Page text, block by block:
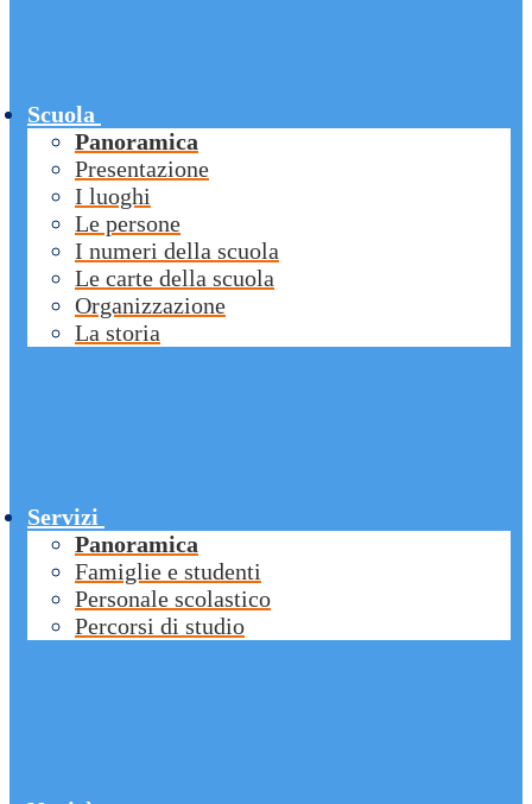
Scuola
Panoramica
Presentazione
I luoghi
Le persone
I numeri della scuola
Le carte della scuola
Organizzazione
La storia
Servizi
Panoramica
Famiglie e studenti
Personale scolastico
Percorsi di studio